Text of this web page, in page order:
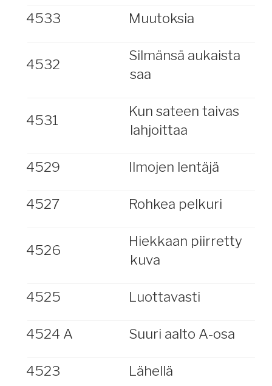
4533 Muutoksia
4532
Silmänsä aukaista
saa
4531
Kun sateen taivas
lahjoittaa
4529 Ilmojen lentäjä
4527 Rohkea pelkuri
4526
Hiekkaan piirretty
kuva
4525 Luottavasti
4524 A Suuri aalto A-osa
4523 Lähellä